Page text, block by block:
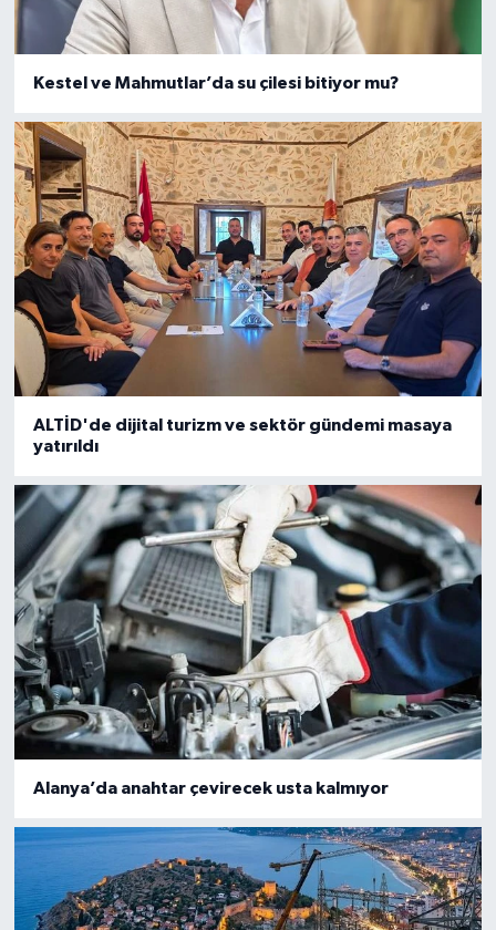
Kestel ve Mahmutlar’da su çilesi bitiyor mu?
ALTİD'de dijital turizm ve sektör gündemi masaya
yatırıldı
Alanya’da anahtar çevirecek usta kalmıyor